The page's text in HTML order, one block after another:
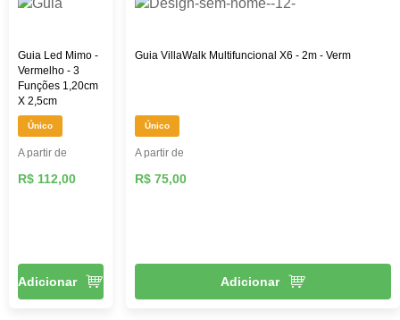
Guia Led Mimo -
Vermelho - 3
Funções 1,20cm
X 2,5cm
Único
A partir de
R$ 112,00
Adicionar
Guia VillaWalk Multifuncional X6 - 2m - Verm
Único
A partir de
R$ 75,00
Adicionar